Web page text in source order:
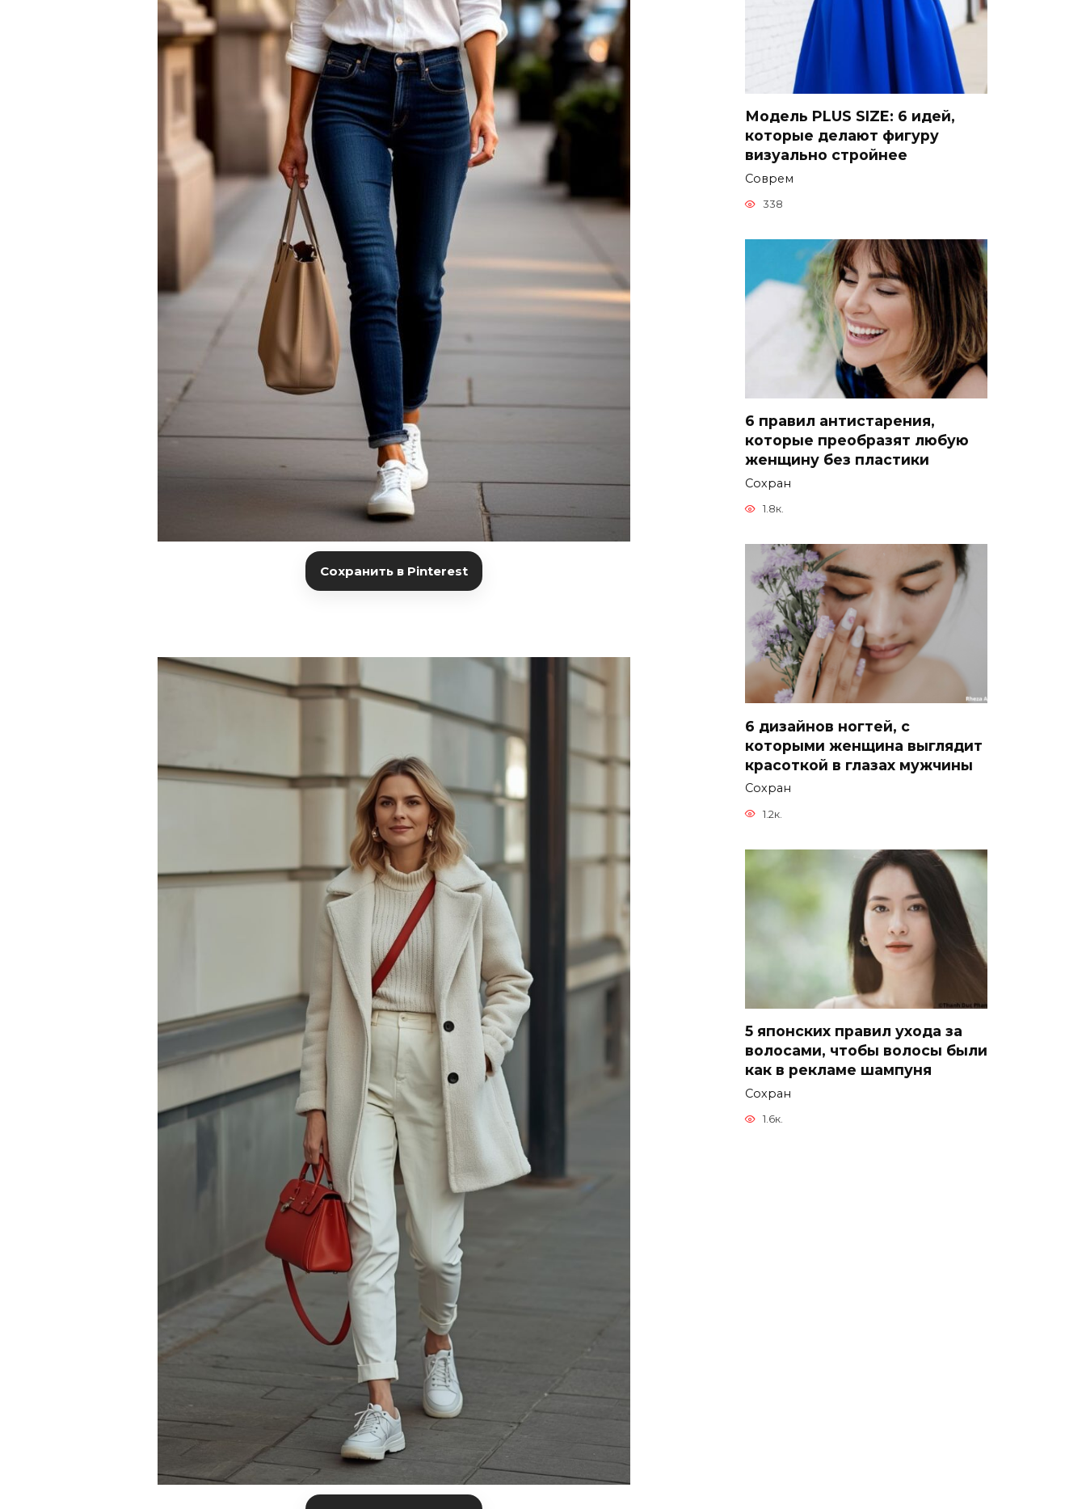
Сохранить в Pinterest
Модель PLUS SIZE: 6 идей,
которые делают фигуру
визуально стройнее
Соврем
338
6 правил антистарения,
которые преобразят любую
женщину без пластики
Сохран
1.8к.
6 дизайнов ногтей, с
которыми женщина выглядит
красоткой в глазах мужчины
Сохран
1.2к.
5 японских правил ухода за
волосами, чтобы волосы были
как в рекламе шампуня
Сохран
1.6к.